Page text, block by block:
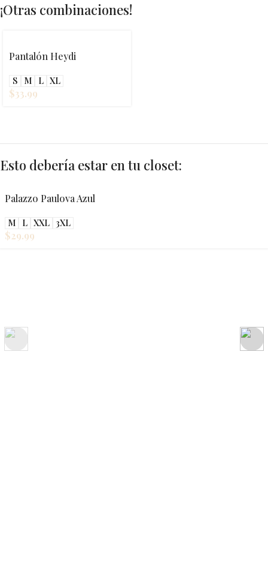
¡Otras combinaciones!
Pantalón Heydi
S M L XL
$33.99
Esto debería estar en tu closet:
Palazzo Paulova Azul
M L XXL 3XL
$29.99